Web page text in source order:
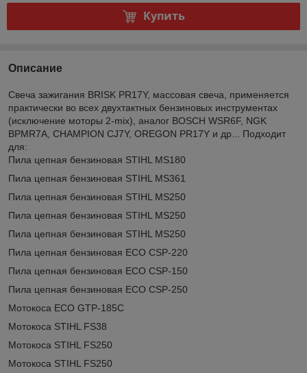
Купить
Описание
Свеча зажигания BRISK PR17Y, массовая свеча, применяется
практически во всех двухтактных бензиновых инструментах
(исключение моторы 2-mix), аналог BOSCH WSR6F, NGK
BPMR7A, CHAMPION CJ7Y, OREGON PR17Y и др... Подходит
для:
Пила цепная бензиновая STIHL MS180
Пила цепная бензиновая STIHL MS361
Пила цепная бензиновая STIHL MS250
Пила цепная бензиновая STIHL MS250
Пила цепная бензиновая STIHL MS250
Пила цепная бензиновая ECO CSP-220
Пила цепная бензиновая ECO CSP-150
Пила цепная бензиновая ECO CSP-250
Мотокоса ECO GTP-185C
Мотокоса STIHL FS38
Мотокоса STIHL FS250
Мотокоса STIHL FS250